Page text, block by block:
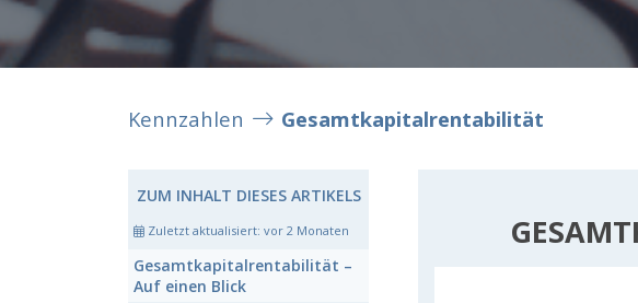
Kennzahlen Gesamtkapitalrentabilität
ZUM INHALT DIESES ARTIKELS
Zuletzt aktualisiert: vor 2 Monaten
Gesamtkapitalrentabilität –
Auf einen Blick